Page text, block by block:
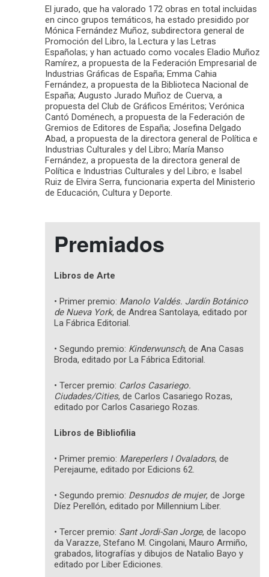
El jurado, que ha valorado 172 obras en total incluidas
en cinco grupos temáticos, ha estado presidido por
Mónica Fernández Muñoz, subdirectora general de
Promoción del Libro, la Lectura y las Letras
Españolas; y han actuado como vocales Eladio Muñoz
Ramírez, a propuesta de la Federación Empresarial de
Industrias Gráficas de España; Emma Cahia
Fernández, a propuesta de la Biblioteca Nacional de
España; Augusto Jurado Muñoz de Cuerva, a
propuesta del Club de Gráficos Eméritos; Verónica
Cantó Doménech, a propuesta de la Federación de
Gremios de Editores de España; Josefina Delgado
Abad, a propuesta de la directora general de Política e
Industrias Culturales y del Libro; María Manso
Fernández, a propuesta de la directora general de
Política e Industrias Culturales y del Libro; e Isabel
Ruiz de Elvira Serra, funcionaria experta del Ministerio
de Educación, Cultura y Deporte.
Premiados
Libros de Arte
• Primer premio: Manolo Valdés. Jardín Botánico
de Nueva York, de Andrea Santolaya, editado por
La Fábrica Editorial.
• Segundo premio: Kinderwunsch, de Ana Casas
Broda, editado por La Fábrica Editorial.
• Tercer premio: Carlos Casariego.
Ciudades/Cities, de Carlos Casariego Rozas,
editado por Carlos Casariego Rozas.
Libros de Bibliofilia
• Primer premio: Mareperlers I Ovaladors, de
Perejaume, editado por Edicions 62.
• Segundo premio: Desnudos de mujer, de Jorge
Díez Perellón, editado por Millennium Liber.
• Tercer premio: Sant Jordi-San Jorge, de Iacopo
da Varazze, Stefano M. Cingolani, Mauro Armiño,
grabados, litografías y dibujos de Natalio Bayo y
editado por Liber Ediciones.